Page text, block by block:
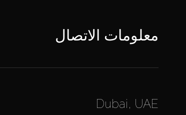
معلومات الاتصال
Dubai, UAE